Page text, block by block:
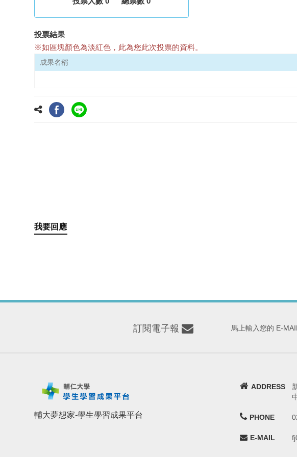
投票結果
※如區塊顏色為淡紅色，此為您此次投票的資料。
成果名稱
我要回應
訂閱電子報 馬上輸入您的 E-
輔大夢想家-學生學習成果平台
ADDRESS
PHONE
E-MAIL